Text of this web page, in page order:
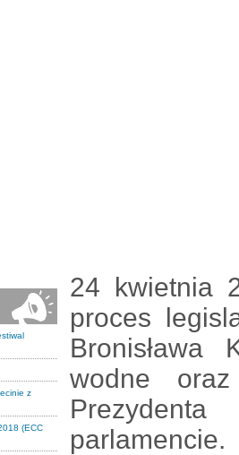
z
(ECC
24 kwietnia
proces
Bronisława
wodne
parlamencie.